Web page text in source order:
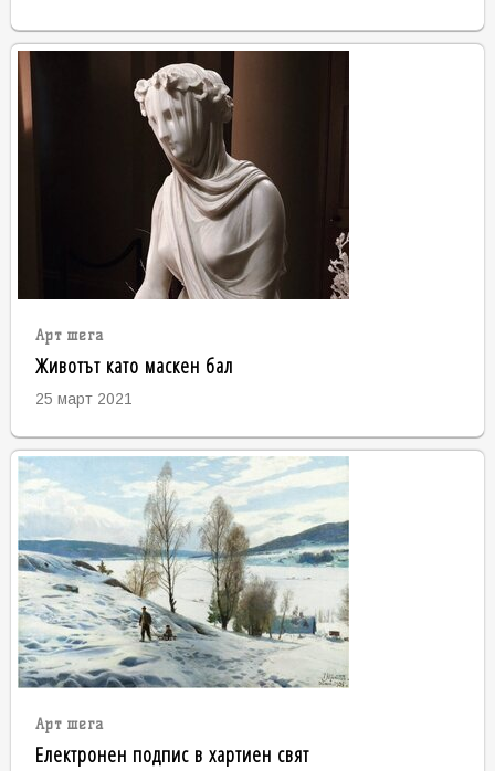
Арт шега
Животът като маскен бал
25 март 2021
Арт шега
Електронен подпис в хартиен свят